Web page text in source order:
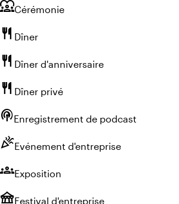
diversity_1Cérémonie
restaurant Dîner
restaurant Dîner d'anniversaire
restaurant Dîner privé
podcastsEnregistrement de podcast
celebrationEvénement d'entreprise
groupsExposition
festivalFestival d'entreprise